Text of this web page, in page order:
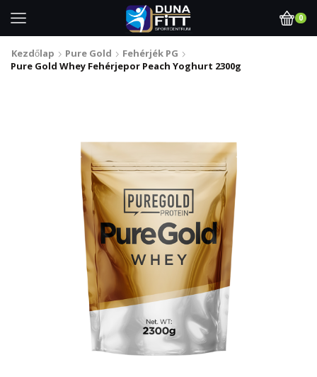
0
Kezdőlap Pure Gold
Fehérjék PG
Pure Gold Whey Fehérjepor Peach Yoghurt 2300g